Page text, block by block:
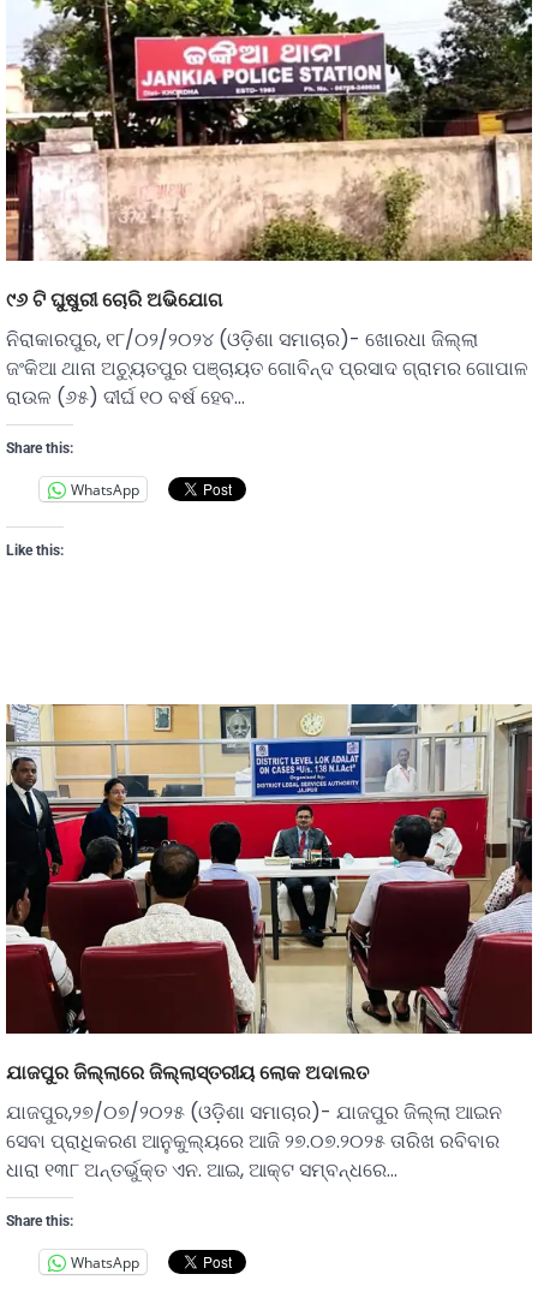
୯୬ ଟି ଘୁଷୁରୀ ଚୋରି ଅଭିଯୋଗ
ନିରାକାରପୁର, ୧୮/୦୨/୨୦୨୪ (ଓଡ଼ିଶା ସମାଚାର)- ଖୋରଧା ଜିଲ୍ଲା
ଜଂକିଆ ଥାନା ଅଚ୍ୟୁତପୁର ପଞ୍ଚାୟତ ଗୋବିନ୍ଦ ପ୍ରସାଦ ଗ୍ରାମର ଗୋପାଳ
ରାଉଳ (୬୫) ଦୀର୍ଘ ୧୦ ବର୍ଷ ହେବ…
Share this:
WhatsApp
Like this:
ଯାଜପୁର ଜିଲ୍ଲାରେ ଜିଲ୍ଲାସ୍ତରୀୟ ଲୋକ ଅଦାଲତ
ଯାଜପୁର,୨୭/୦୭/୨୦୨୫ (ଓଡ଼ିଶା ସମାଚାର)- ଯାଜପୁର ଜିଲ୍ଲା ଆଇନ
ସେବା ପ୍ରାଧିକରଣ ଆନୁକୁଲ୍ୟରେ ଆଜି ୨୭.୦୭.୨୦୨୫ ତାରିଖ ରବିବାର
ଧାରା ୧୩୮ ଅନ୍ତର୍ଭୁକ୍ତ ଏନ. ଆଇ, ଆକ୍ଟ ସମ୍ବନ୍ଧରେ…
Share this:
WhatsApp